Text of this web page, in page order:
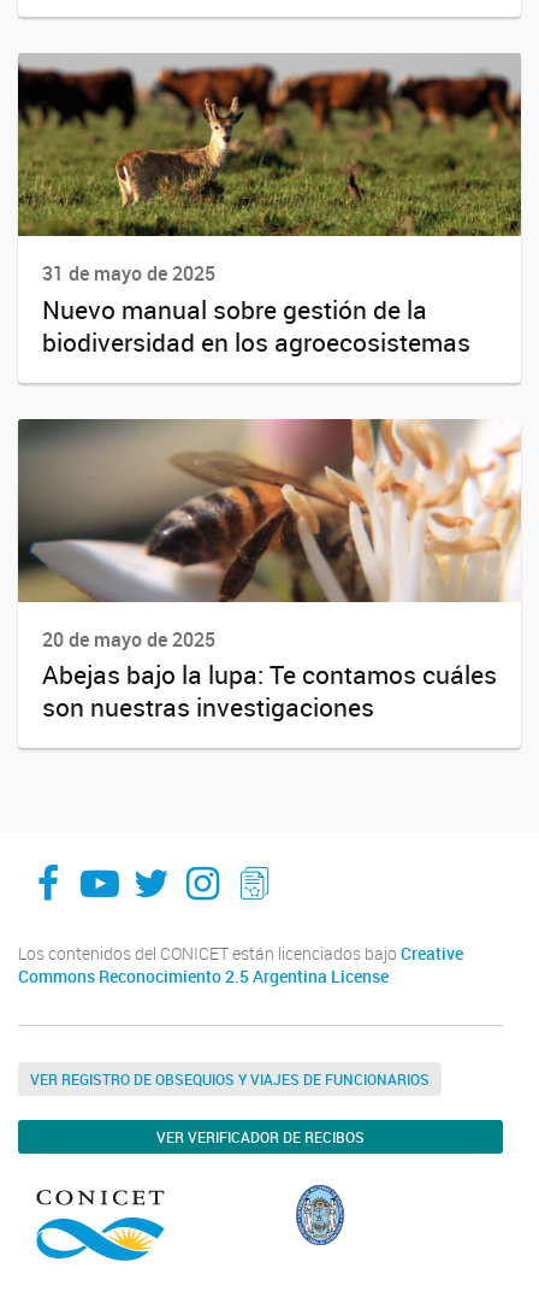
31 de mayo de 2025
Nuevo manual sobre gestión de la
biodiversidad en los agroecosistemas
20 de mayo de 2025
Abejas bajo la lupa: Te contamos cuáles
son nuestras investigaciones
facebook
youtube
Twitter
Instagram
LeChasquier Boletin Digital 70
Los contenidos del CONICET están licenciados bajo Creative
Commons Reconocimiento 2.5 Argentina License
VER REGISTRO DE OBSEQUIOS Y VIAJES DE FUNCIONARIOS
VER VERIFICADOR DE RECIBOS